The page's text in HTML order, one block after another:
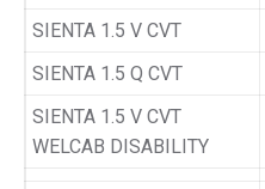
SIENTA 1.5 V CVT
SIENTA 1.5 Q CVT
SIENTA 1.5 V CVT
WELCAB DISABILITY